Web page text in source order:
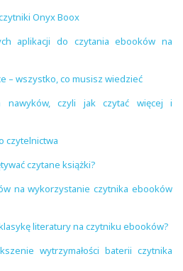
Onyx Boox
aplikacji do czytania ebooków na
– wszystko, co musisz wiedzieć
nawyków, czyli jak czytać więcej i
czytelnictwa
czytane książki?
na wykorzystanie czytnika ebooków
literatury na czytniku ebooków?
wytrzymałości baterii czytnika